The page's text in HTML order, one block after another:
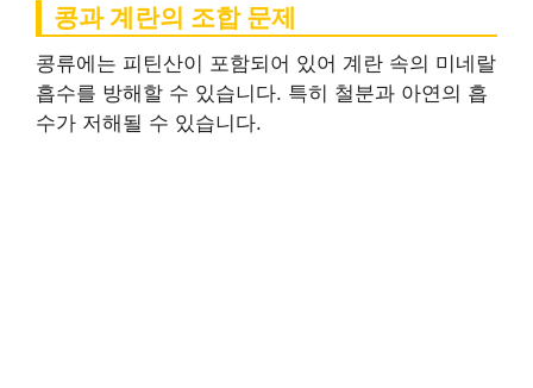
콩과 계란의 조합 문제
콩류에는 피틴산이 포함되어 있어 계란 속의 미네랄
흡수를 방해할 수 있습니다. 특히 철분과 아연의 흡
수가 저해될 수 있습니다.